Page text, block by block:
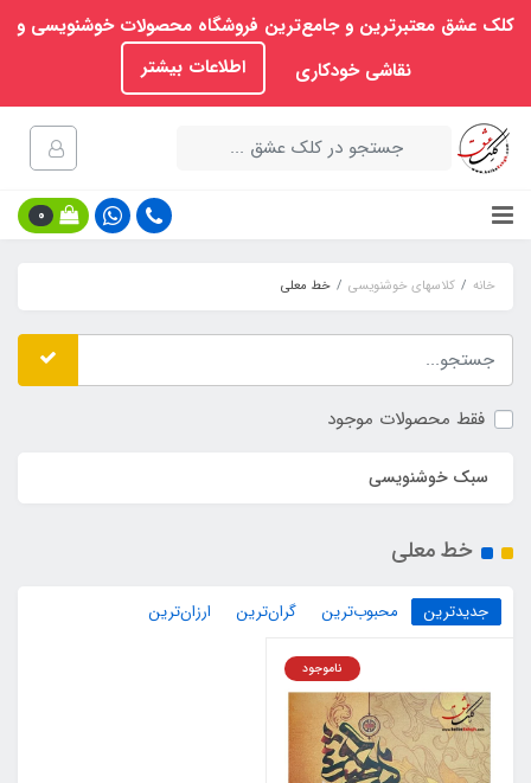
کلک عشق معتبرترین و جامع‌ترین فروشگاه محصولات خوشنویسی و
نقاشی خودکاری
اطلاعات بیشتر
0
خانه کلاسهای خوشنویسی خط معلی
فقط محصولات موجود
سبک خوشنویسی
خط معلی
جدیدترین محبوب‌ترین گران‌ترین ارزان‌ترین
ناموجود